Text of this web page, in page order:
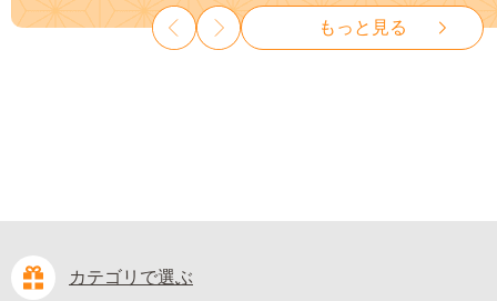
種なし 先行予約 富士川町
10000円 一万円 9000円 九千円
山県 笠岡市 清水白桃 白鳳 白
麗 クール便---
kasaoka_zsy_419_100---
もっと見る
カテゴリで選ぶ